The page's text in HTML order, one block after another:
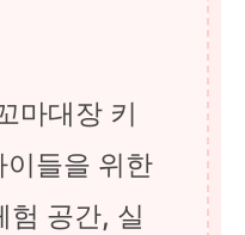
마대장 키
이들을 위한
험 공간, 실